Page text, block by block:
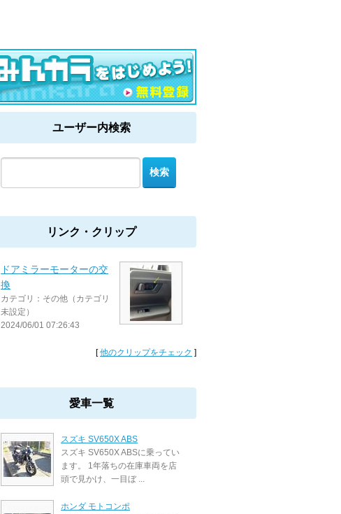
ユーザー内検索
リンク・クリップ
ドアミラーモーターの交
換
カテゴリ：その他（カテゴリ
未設定）
2024/06/01 07:26:43
[他のクリップをチェック ]
愛車一覧
スズキ SV650X ABS
スズキ SV650X ABSに乗ってい
ます。 1年落ちの在庫車両を店
頭で見かけ、一目ぼ ...
ホンダ モトコンポ